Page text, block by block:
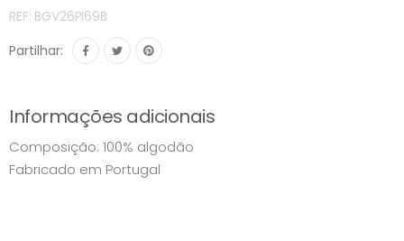
REF: BGV26PI69B
Partilhar:
Informações adicionais
Composição: 100% algodão
Fabricado em Portugal